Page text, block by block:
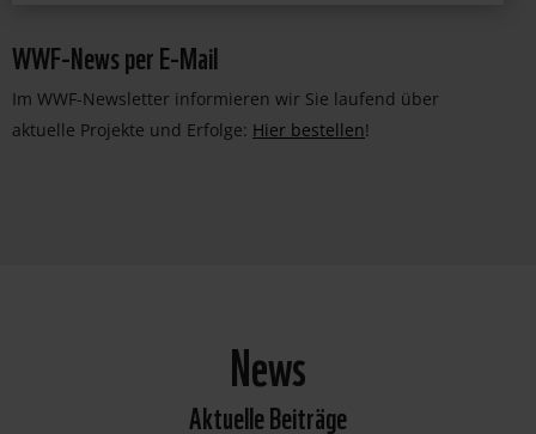
WWF-News per E-Mail
Im WWF-Newsletter informieren wir Sie laufend über
aktuelle Projekte und Erfolge: Hier bestellen!
News
Aktuelle Beiträge